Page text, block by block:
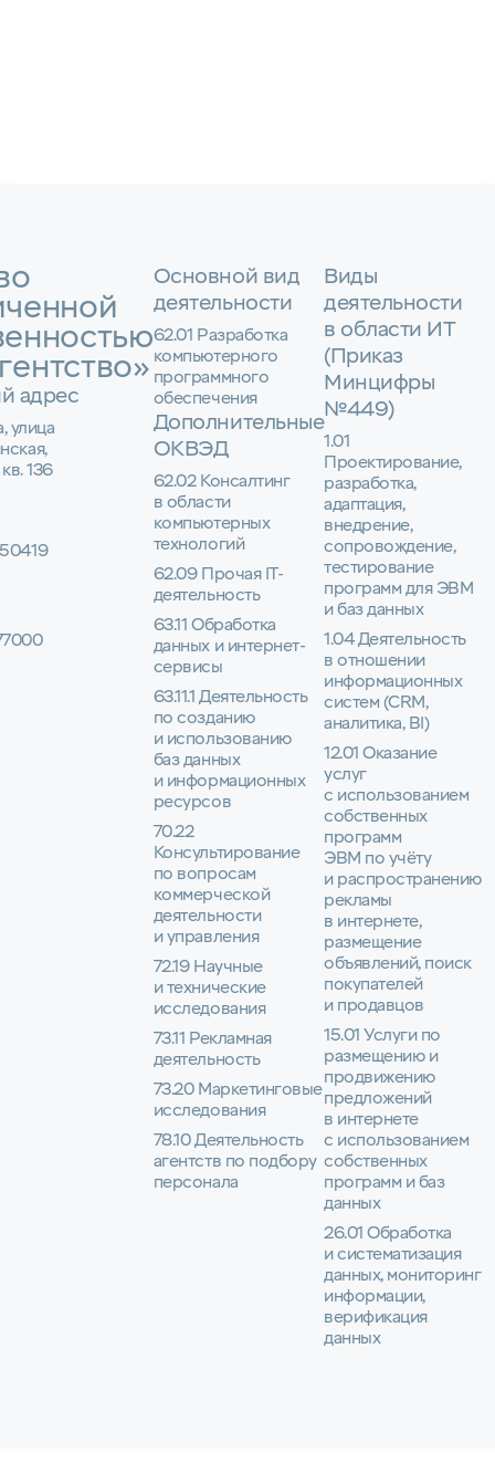
адрес
улица
136
Основной вид
деятельности
62.01 Разработка
компьютерного
программного
обеспечения
Дополнительные
ОКВЭД
62.02 Консалтинг
в области
компьютерных
технологий
62.09 Прочая IT-
деятельность
63.11 Обработка
данных и интернет-
сервисы
63.11.1 Деятельность
по созданию
и использованию
баз данных
и информационных
ресурсов
70.22
Консультирование
по вопросам
коммерческой
деятельности
и управления
72.19 Научные
и технические
исследования
73.11 Рекламная
деятельность
73.20 Маркетинговые
исследования
78.10 Деятельность
агентств по подбору
персонала
Виды
деятельности
в области ИТ
(Приказ
Минцифры
№449)
1.01
Проектирование,
разработка,
адаптация,
внедрение,
сопровождение,
тестирование
программ для ЭВМ
и баз данных
1.04 Деятельность
в отношении
информационных
систем (CRM,
аналитика, BI)
12.01 Оказание
услуг
с использованием
собственных
программ
ЭВМ по учёту
и распространению
рекламы
в интернете,
размещение
объявлений, поиск
покупателей
и продавцов
15.01 Услуги по
размещению и
продвижению
предложений
в интернете
с использованием
собственных
программ и баз
данных
26.01 Обработка
и систематизация
данных, мониторинг
информации,
верификация
данных